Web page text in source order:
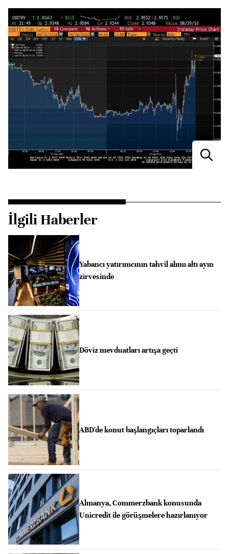
İlgili Haberler
Yabancı yatırımcının tahvil alımı altı ayın
zirvesinde
Döviz mevduatları artışa geçti
ABD'de konut başlangıçları toparlandı
Almanya, Commerzbank konusunda
Unicredit ile görüşmelere hazırlanıyor